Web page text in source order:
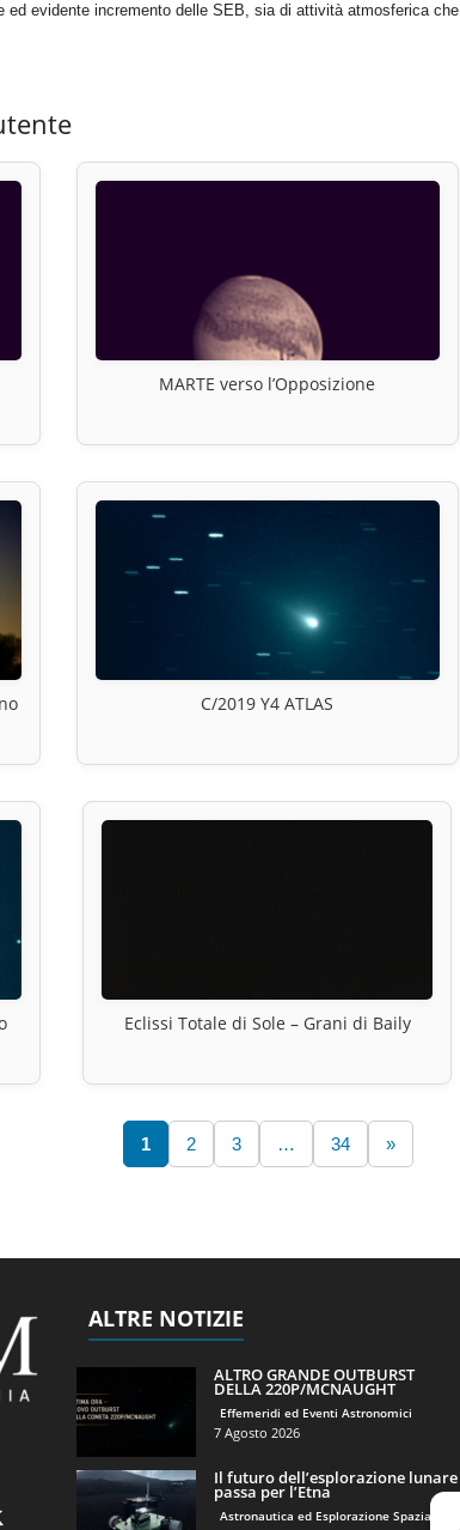
evidente incremento delle SEB, sia di attività atmosferica che
MARTE verso l’Opposizione
C/2019 Y4 ATLAS
Eclissi Totale di Sole – Grani di Baily
1 2 3 … 34 »
ALTRE NOTIZIE
ALTRO GRANDE OUTBURST
DELLA 220P/MCNAUGHT
Effemeridi ed Eventi Astronomici
7 Agosto 2026
Il futuro dell’esplorazione lunare
passa per l’Etna
Astronautica ed Esplorazione Spaziale